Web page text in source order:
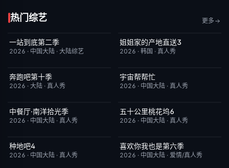
热门综艺 更多
更新至第1期
一站到底第二季
2026 · 中国大陆 · 大陆综艺
更新至第02集
姐姐家的产地直送3
2026 · 韩国 · 真人秀
已完结
奔跑吧第十季
2026 · 大陆 · 真人秀
更新至第3期
宇宙帮帮忙
2026 · 中国大陆 · 真人秀
更新至第8期
中餐厅·南洋拾光季
2026 · 中国大陆 · 真人秀
今日更新
五十公里桃花坞6
2026 · 中国大陆 · 真人秀
今日更新
种地吧4
2026 · 中国大陆 · 真人秀
今日更新
喜欢你我也是第六季
2026 · 中国大陆 · 爱情/真人秀